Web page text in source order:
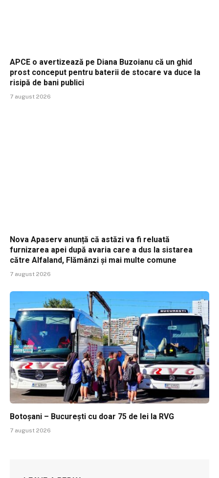
APCE o avertizează pe Diana Buzoianu că un ghid
prost conceput pentru baterii de stocare va duce la
risipă de bani publici
7 august 2026
Nova Apaserv anunță că astăzi va fi reluată
furnizarea apei după avaria care a dus la sistarea
către Alfaland, Flămânzi și mai multe comune
7 august 2026
Botoșani – București cu doar 75 de lei la RVG
7 august 2026